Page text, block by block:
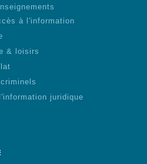
à l'information
& loisirs
juridique